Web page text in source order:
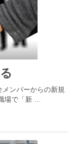
ンバーからの新規
場で「新 …